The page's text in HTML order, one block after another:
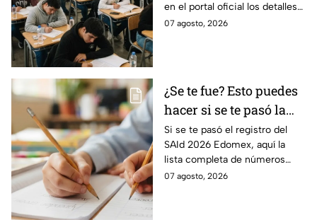
en el portal oficial los detalles
de tu cita y los puntajes
07 agosto, 2026
¿Se te fue? Esto puedes
hacer si se te pasó la
fecha de preinscripción
SAID Edomex 2026
Si se te pasó el registro del
SAId 2026 Edomex, aquí la
lista completa de números
telefónicos y correos de
07 agosto, 2026